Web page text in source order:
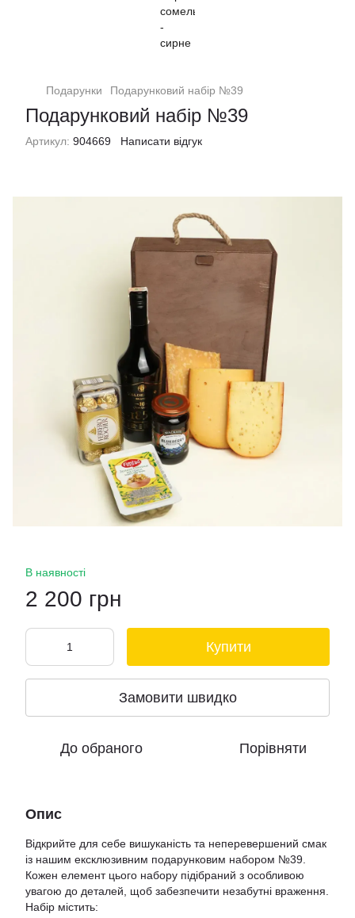
Подарунки Подарунковий набір №39
Подарунковий набір №39
Артикул: 904669 Написати відгук
В наявності
2 200 грн
Купити
Замовити швидко
До обраного Порівняти
Опис
Відкрийте для себе вишуканість та неперевершений смак
із нашим ексклюзивним подарунковим набором №39.
Кожен елемент цього набору підібраний з особливою
увагою до деталей, щоб забезпечити незабутні враження.
Набір містить: